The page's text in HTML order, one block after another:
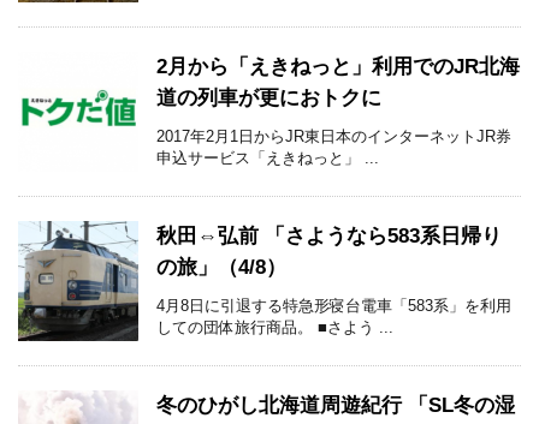
2月から「えきねっと」利用でのJR北海
道の列車が更におトクに
2017年2月1日からJR東日本のインターネットJR券
申込サービス「えきねっと」 ...
秋田⇔弘前 「さようなら583系日帰り
の旅」（4/8）
4月8日に引退する特急形寝台電車「583系」を利用
しての団体旅行商品。 ■さよう ...
冬のひがし北海道周遊紀行 「SL冬の湿